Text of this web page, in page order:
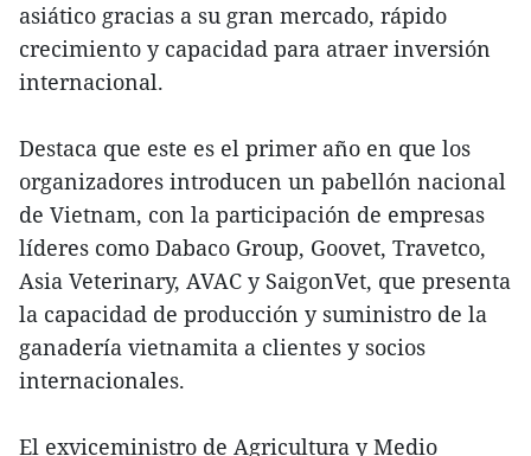
asiático gracias a su gran mercado, rápido
crecimiento y capacidad para atraer inversión
internacional.
Destaca que este es el primer año en que los
organizadores introducen un pabellón nacional
de Vietnam, con la participación de empresas
líderes como Dabaco Group, Goovet, Travetco,
Asia Veterinary, AVAC y SaigonVet, que presenta
la capacidad de producción y suministro de la
ganadería vietnamita a clientes y socios
internacionales.
El exviceministro de Agricultura y Medio